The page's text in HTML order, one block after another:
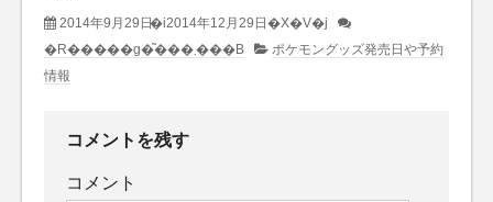
2014年9月29日�i2014年12月29日�X�V�j
�R�����g�͂���܂���B
ポケモングッズ発売日や予約
情報
コメントを残す
コメント